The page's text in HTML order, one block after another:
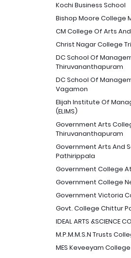
Kochi Business School
Bishop Moore College
CM College Of Arts
Christ Nagar College
DC School Of
Thiruvananthapuram
DC School Of
Vagamon
Elijah Institute Of
(ELIMS)
Government Arts
Thiruvananthapuram
Government Arts And
Pathirippala
Government College
Government College
Government Victoria
Govt. College Chittur
IDEAL ARTS &SCIENCE
M.P.M.M.S.N Trusts
MES Keveeyam